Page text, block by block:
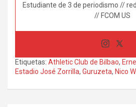
Estudiante de 3 de periodismo //
// FCOM US
Etiquetas: Athletic Club de Bilbao,
Estadio José Zorrilla, Guruzeta, Nico